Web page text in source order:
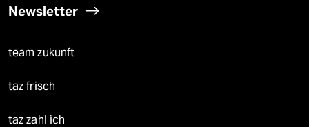
Newsletter
team zukunft
taz frisch
taz zahl ich